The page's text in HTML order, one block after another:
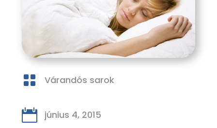
 Várandós sarok
 június 4, 2015